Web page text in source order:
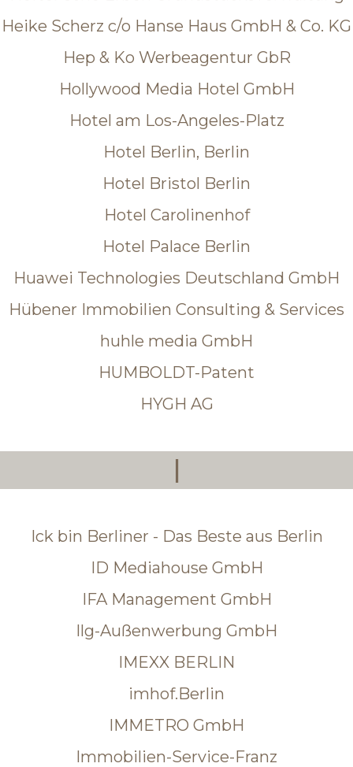
Heike Scherz c/o Hanse Haus GmbH & Co. KG
Hep & Ko Werbeagentur GbR
Hollywood Media Hotel GmbH
Hotel am Los-Angeles-Platz
Hotel Berlin, Berlin
Hotel Bristol Berlin
Hotel Carolinenhof
Hotel Palace Berlin
Huawei Technologies Deutschland GmbH
Hübener Immobilien Consulting & Services
huhle media GmbH
HUMBOLDT-Patent
HYGH AG
I
Ick bin Berliner - Das Beste aus Berlin
ID Mediahouse GmbH
IFA Management GmbH
Ilg-Außenwerbung GmbH
IMEXX BERLIN
imhof.Berlin
IMMETRO GmbH
Immobilien-Service-Franz